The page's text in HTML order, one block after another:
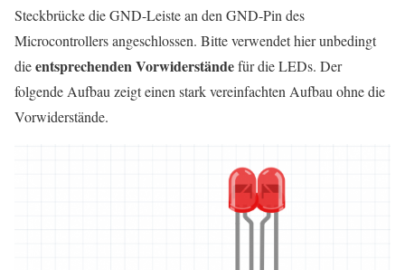
Steckbrücke die GND-Leiste an den GND-Pin des
Microcontrollers angeschlossen. Bitte verwendet hier unbedingt
dieentsprechenden Vorwiderständefür die LEDs. Der
folgende Aufbau zeigt einen stark vereinfachten Aufbau ohne die
Vorwiderstände.